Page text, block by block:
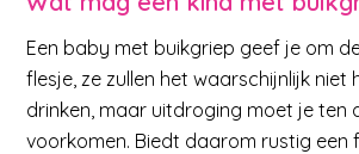
Een baby met buikgriep geef je om
flesje, ze zullen het waarschijnlijk niet
drinken, maar uitdroging moet je ten
voorkomen. Biedt daarom rustig een